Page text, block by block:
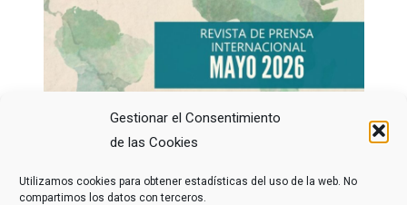
Gestionar el Consentimiento
de las Cookies
Utilizamos cookies para obtener estadísticas del uso de la web. No
compartimos los datos con terceros.
Te contamos los avances y obstáculos para
internacional.